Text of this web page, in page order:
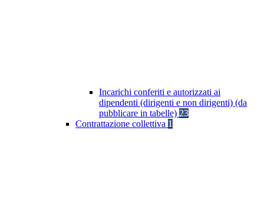
Incarichi conferiti e autorizzati ai
dipendenti (dirigenti e non dirigenti) (da
pubblicare in tabelle) 23
Contrattazione collettiva 1